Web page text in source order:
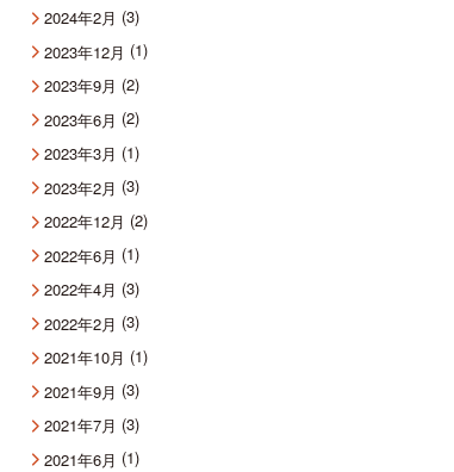
2024年2月 (3)
2023年12月 (1)
2023年9月 (2)
2023年6月 (2)
2023年3月 (1)
2023年2月 (3)
2022年12月 (2)
2022年6月 (1)
2022年4月 (3)
2022年2月 (3)
2021年10月 (1)
2021年9月 (3)
2021年7月 (3)
2021年6月 (1)